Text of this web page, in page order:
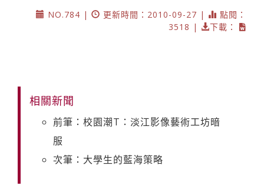
NO.784 |
更新時間：2010-09-27 |
點閱：
3518 |
下載：
相關新聞
前筆：校園潮T：淡江影像藝術工坊暗
服
次筆：大學生的藍海策略